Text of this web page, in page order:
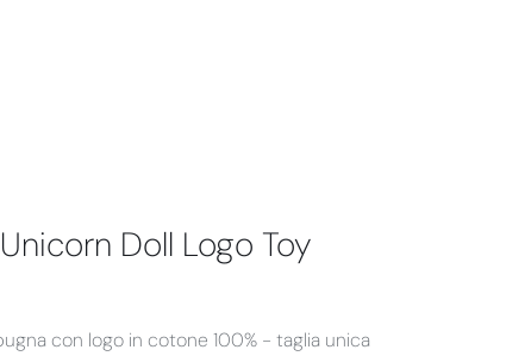
Doll Logo Toy
con logo in cotone 100% - taglia unica